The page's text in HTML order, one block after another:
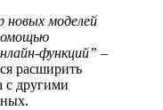
моделей
функций” –
расширить
с другими